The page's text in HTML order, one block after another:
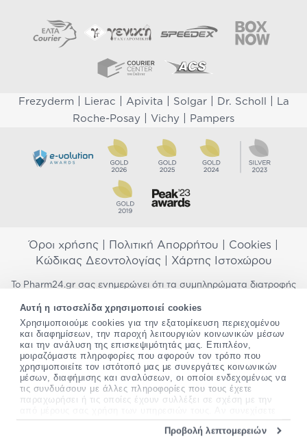
Αυτή η ιστοσελίδα χρησιμοποιεί cookies
Χρησιμοποιούμε cookies για την εξατομίκευση περιεχομένου
και διαφημίσεων, την παροχή λειτουργιών κοινωνικών μέσων
και την ανάλυση της επισκεψιμότητάς μας. Επιπλέον,
μοιραζόμαστε πληροφορίες που αφορούν τον τρόπο που
χρησιμοποιείτε τον ιστότοπό μας με συνεργάτες κοινωνικών
μέσων, διαφήμισης και αναλύσεων, οι οποίοι ενδεχομένως να
τις συνδυάσουν με άλλες πληροφορίες που τους έχετε
παραχωρήσει ή τις οποίες έχουν συλλέξει σε σχέση με την
Προβολή λεπτομερειών
Frezyderm Lierac Apivita Solgar| Dr. Scholl
La
Roche-Posay
Vichy Pampers
Όροι χρήσης Πολιτική Απορρήτου Cookies
Κώδικας Δεοντολογίας| Χάρτης Ιστοχώρου
Το Pharm24.gr σας ενημερώνει ότι τα συμπληρώματα διατροφής
προορίζονται για την πρόληψη, αγωγή ή θεραπεία ανθρώπινης
νόσου. Συμβουλευτείτε τον γιατρό σας εάν είστε έγκυος,
θηλάζετε, ακολουθείτε παράλληλα φαρμακευτική αγωγή ή
αντιμετωπίζετε προβλήματα υγείας πριν χρησιμοποιήσετε
οποιοδήποτε συμπλήρωμα διατροφής. Προσπαθούμε διαρκώς να
σας παρέχουμε ακριβείς και έγκυρες πληροφορίες. Σε περίπτωση
που έχετε κάποια ερώτηση ή παρατήρηση σχετικά με αυτές,
παρακαλώεπικοινωνήστε μαζί μας.
2012-2026 - All rights Reserved •